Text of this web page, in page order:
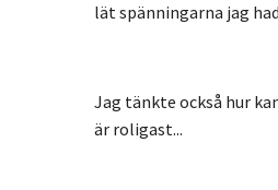
lät spänningarna jag
Jag tänkte också hur
är roligast...